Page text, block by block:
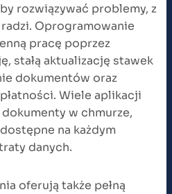
rozwiązywać problemy, z
Oprogramowanie
pracę poprzez
stałą aktualizację stawek
dokumentów oraz
Wiele aplikacji
w chmurze,
na każdym
danych.
oferują także pełną